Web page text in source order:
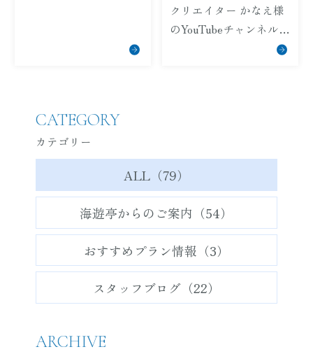
クリエイター かなえ様
のYouTubeチャンネルに
て、ライダー歓迎プラ
CATEGORY
カテゴリー
ALL（79）
海遊亭からのご案内（54）
おすすめプラン情報（3）
スタッフブログ（22）
ARCHIVE